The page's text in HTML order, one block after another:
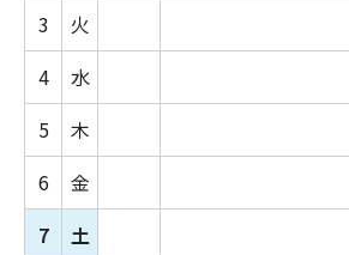
3
火
4
水
5
木
6
金
7
土